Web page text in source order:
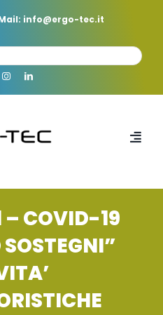
info@ergo-tec.it
HOME
CHI SIAMO
COVID-19